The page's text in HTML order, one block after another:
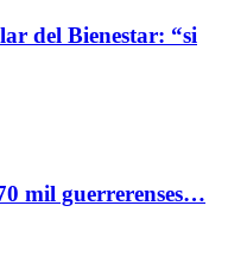
del Bienestar: “si
mil guerrerenses…